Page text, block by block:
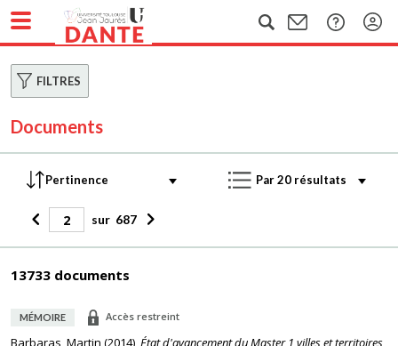
FILTRES
Documents
sur 687
13733 documents
MÉMOIRE Accès restreint
Barbaras, Martin (2014),État d'avancement du Master 1 villes et territoires